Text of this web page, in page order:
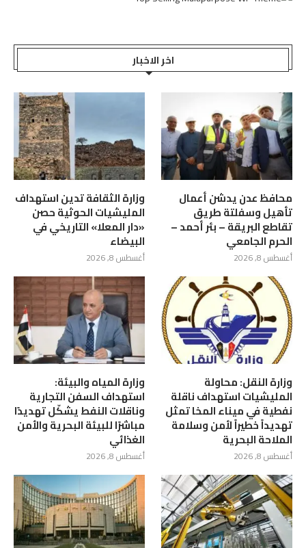
اخر الاخبار
محافظ عدن يدشن أعمال
تأهيل وسفلتة طريق
تقاطع البريقة – بئر أحمد –
الحرم الجامعي
أغسطس 8, 2026
وزارة الثقافة تدين استهداف
المليشيات الحوثية حصن
«دار المعلا» التاريخي في
البيضاء
أغسطس 8, 2026
وزارة النقل: محاولة
المليشيات استهداف ناقلة
نفطية في ميناء المخا تمثل
تهديداً خطيراً لأمن وسلامة
الملاحة البحرية
أغسطس 8, 2026
وزارة المياه والبيئة:
استهداف السفن التجارية
وناقلات النفط يشكّل تهديدًا
مباشرًا للبيئة البحرية والأمن
الغذائي
أغسطس 8, 2026